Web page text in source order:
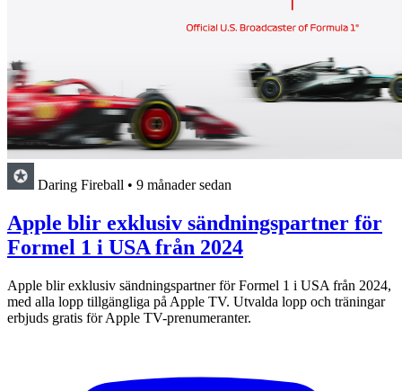
Daring Fireball • 9 månader sedan
Apple blir exklusiv sändningspartner för
Formel 1 i USA från 2024
Apple blir exklusiv sändningspartner för Formel 1 i USA från 2024,
med alla lopp tillgängliga på Apple TV. Utvalda lopp och träningar
erbjuds gratis för Apple TV-prenumeranter.